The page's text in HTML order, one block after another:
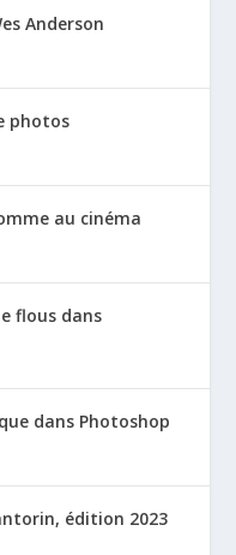
Anderson
photos
au cinéma
flous dans
dans Photoshop
édition 2023